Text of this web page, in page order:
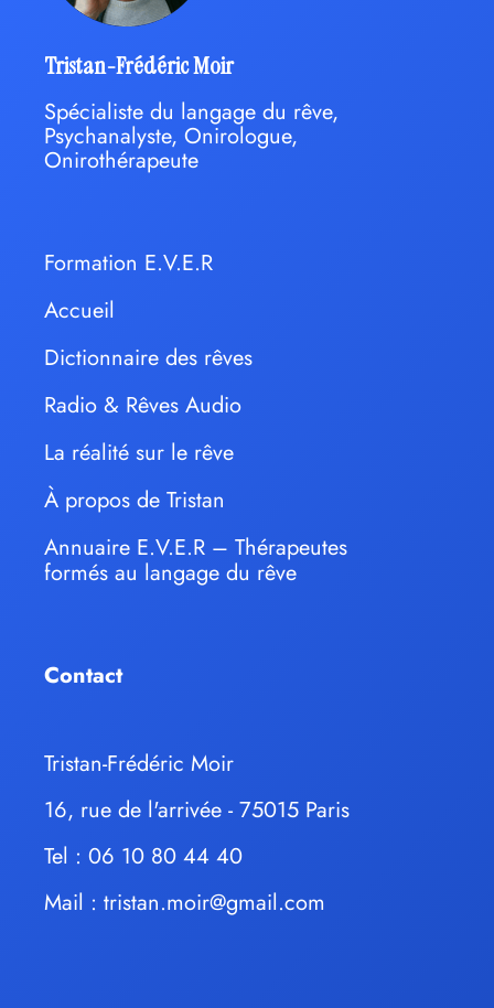
Tristan-Frédéric Moir
Spécialiste du langage du rêve,
Psychanalyste, Onirologue,
Onirothérapeute
Formation E.V.E.R
Accueil
Dictionnaire des rêves
Radio & Rêves Audio
La réalité sur le rêve
À propos de Tristan
Annuaire E.V.E.R – Thérapeutes
formés au langage du rêve
Contact
Tristan-Frédéric Moir
16, rue de l'arrivée - 75015 Paris
Tel : 06 10 80 44 40
Mail : tristan.moir@gmail.com